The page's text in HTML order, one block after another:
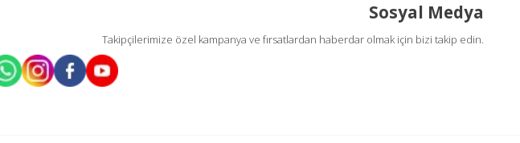
Sosyal Medya
Takipçilerimize özel kampanya ve fırsatlardan haberdar olmak için bizi takip edin.